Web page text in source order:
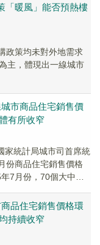
「暖風」能否預熱樓
政策均未對外地需求
主，體現出一線城市
市商品住宅銷售價
有所收窄
家統計局城市司首席統
份商品住宅銷售價格
7月份，70個大中城
品住宅銷售價格環
持續收窄